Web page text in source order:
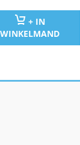
+ IN
WINKELMAND